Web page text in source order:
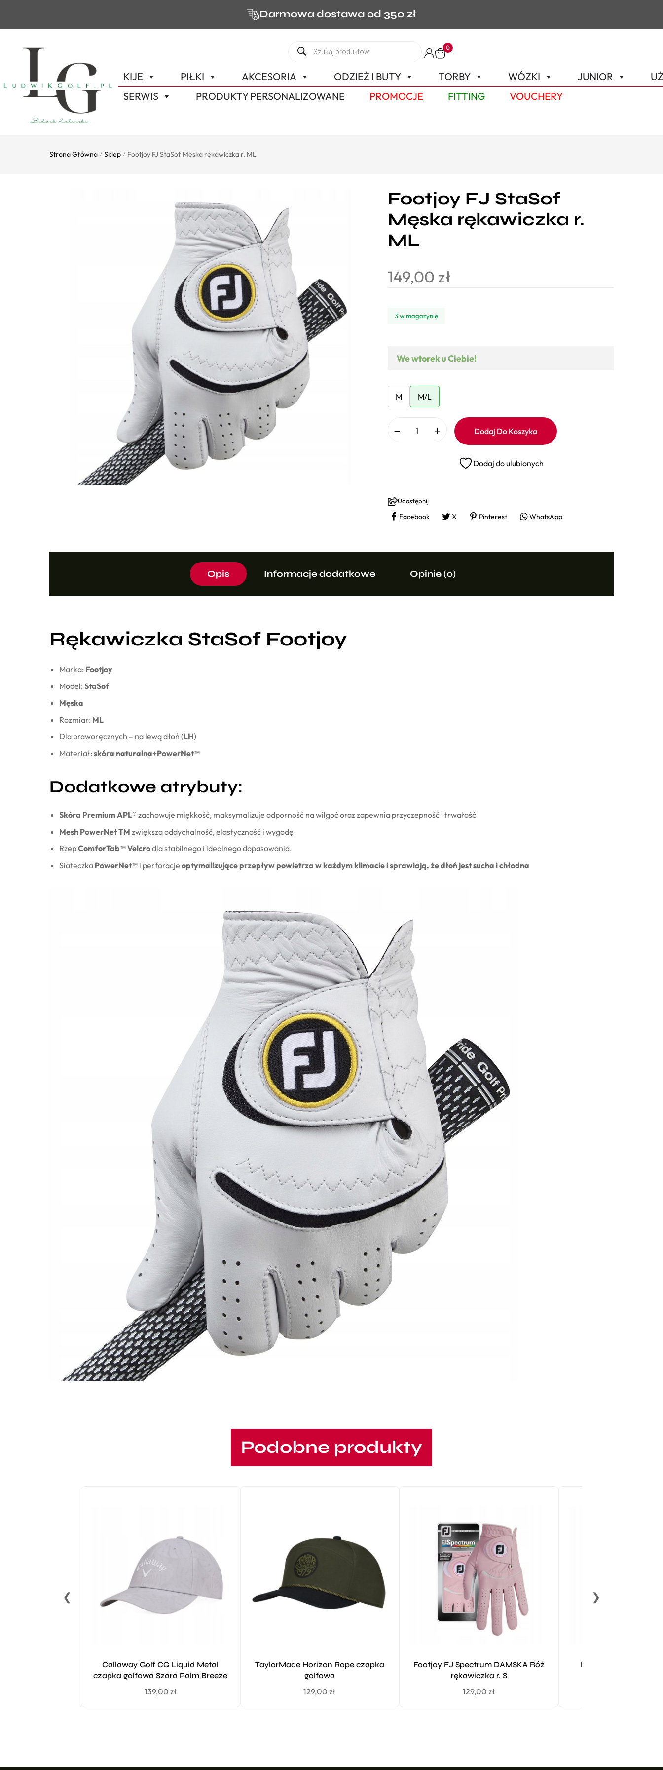
Darmowa dostawa od 350 zł
0
KIJE PIŁKI AKCESORIA ODZIEŻ I BUTY TORBY WÓZKI JUNIOR
SERWIS
PRODUKTY PERSONALIZOWANE PROMOCJE FITTING VOUCHERY
Strona Główna / Sklep / Footjoy FJ StaSof Męska rękawiczka r. ML
Footjoy FJ StaSof
Męska rękawiczka r.
ML
149,00 zł
3 w magazynie
We wtorek u Ciebie!
M M/L
Dodaj Do Koszyka
Dodaj do ulubionych
Udostępnij
Facebook X Pinterest WhatsApp
Opis Informacje dodatkowe Opinie (0)
Rękawiczka StaSof Footjoy
Marka: Footjoy
Model: StaSof
Męska
Rozmiar: ML
Dla praworęcznych – na lewą dłoń (LH)
Materiał: skóra naturalna+PowerNet™
Dodatkowe atrybuty:
Skóra Premium APL® zachowuje miękkość, maksymalizuje odporność na wilgoć oraz zapewnia przyczepność i trwałość
Mesh PowerNet TM zwiększa oddychalność, elastyczność i wygodę
RzepComforTab™ Velcrodla stabilnego i idealnego dopasowania.
Siateczka PowerNet™ i perforacje optymalizujące przepływ powietrza w każdym klimacie i sprawiają, że dłoń jest sucha i chłodna
Podobne produkty
❮
Callaway Golf CG Liquid Metal
czapka golfowa Szara Palm Breeze
139,00 zł
TaylorMade Horizon Rope czapka
golfowa
129,00zł
Footjoy FJ Spectrum DAMSKA Róż
rękawiczka r. S
129,00zł
Footjoy FJ Spectrum
❯